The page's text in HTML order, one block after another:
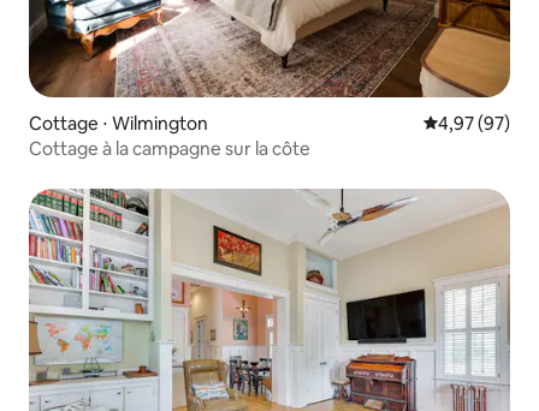
Cottage ⋅ Wilmington Évaluation
4,97 (97)
Cottage à la campagne sur la côte